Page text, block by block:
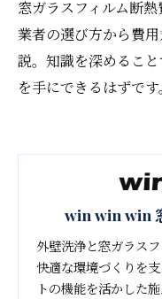
窓ガラスフィルム断
業者の選び方から費
説。知識を深めるこ
を手にできるはずです。
win win win
外壁洗浄と窓ガラス
快適な環境づくりを
トの機能を活かした